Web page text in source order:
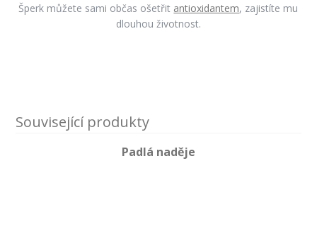
Šperk můžete sami občas ošetřit antioxidantem, zajistíte mu
dlouhou životnost.
Související produkty
Padlá naděje